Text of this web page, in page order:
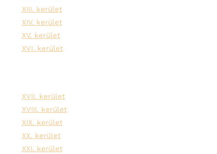
XIII. kerület
XIV. kerület
XV. kerület
XVI. kerület
XVII. kerület
XVIII. kerület
XIX. kerület
XX. kerület
XXI. kerület